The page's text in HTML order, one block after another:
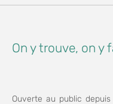
On y trouve, on y
Ouverte au public